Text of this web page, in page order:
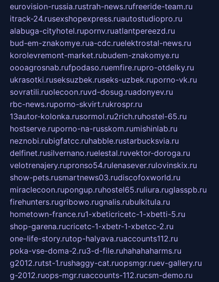
eurovision-russia.rustrah-news.rufreeride-team.ru
itrack-24.rusexshopexpress.ruautostudiopro.ru
alabuga-cityhotel.rupornv.ruatlantpereezd.ru
bud-em-znakomye.rua-cdc.ruelektrostal-news.ru
korolevremont-market.rubudem-znakomye.ru
oooagrosnab.rufpodaso.ruemfire.rupro-otdelky.ru
ukrasotki.ruseksuzbek.ruseks-uzbek.ruporno-vk.ru
sovratili.ruolecoon.ruvd-dosug.ruadonyev.ru
rbc-news.ruporno-skvirt.rukrospr.ru
13autor-kolonka.rusormol.ru2rich.ruhostel-65.ru
hostserve.ruporno-na-russkom.rumishinlab.ru
neznobi.rubigfatcc.ruhabble.rustarbucksvia.ru
delfinet.rusilvernano.ruelestal.ruvektor-doroga.ru
velotrenajery.rupronso54.rulenasever.rulovinskix.ru
show-pets.rusmartnews03.rudiscofoxworld.ru
miraclecoon.rupongup.ruhostel65.ruliura.ruglasspb.ru
firehunters.rugribowo.rugnalis.rubulkitula.ru
hometown-france.ru1-xbeticricetc-1-xbetti-5.ru
shop-garena.rucricetc-1-xbetr-1-xbetcc-2.ru
one-life-story.rutop-halyava.ruaccounts112.ru
poka-vse-doma-2.ru3-d-file.ruhahahaharms.ru
g2012.rutst-1.rushaggy-cat.ruopsmgr.ruev-gallery.ru
g-2012.ruops-mgr.ruaccounts-112.rucsm-demo.ru